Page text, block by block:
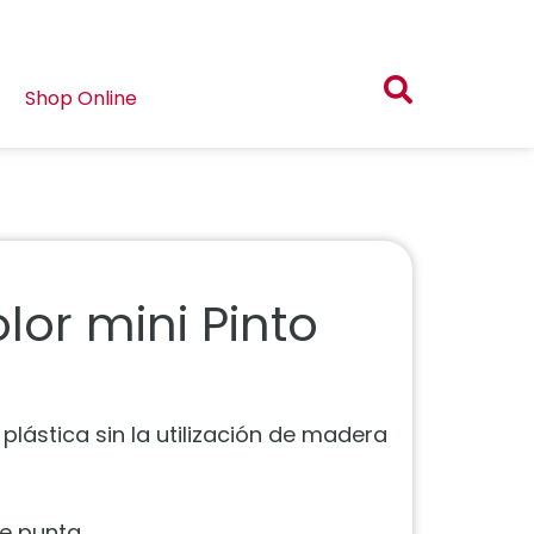
Shop Online
mini Pinto
sin la utilización de madera